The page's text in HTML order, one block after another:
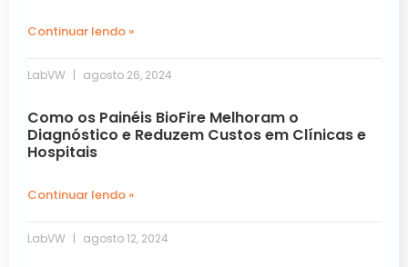
Continuar lendo »
LabVW agosto 26, 2024
Como os Painéis BioFire Melhoram o
Diagnóstico e Reduzem Custos em Clínicas e
Hospitais
Continuar lendo »
LabVW agosto 12, 2024